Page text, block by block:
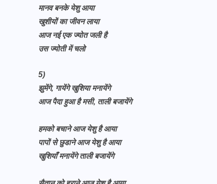
मानव बनके येशु आया
खुशीयों का जीवन लाया
आज नई एक ज्योत जली है
उस ज्योती में चलो
5)
झुमेंगे, गायेंगे खुशिया मनायेंगे
आज पैदा हुआ है मसी, ताली बजायेंगे
हमको बचाने आज येशु है आया
पापों से छुडाने आज येशु है आया
खुशियाँ मनायेंगे ताली बजायेंगे